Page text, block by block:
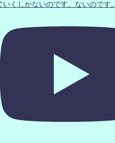
いくしかないのです。ないのです。